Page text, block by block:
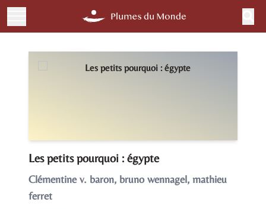
Les petits pourquoi : égypte
Clémentine v. baron, bruno wennagel, mathieu
ferret